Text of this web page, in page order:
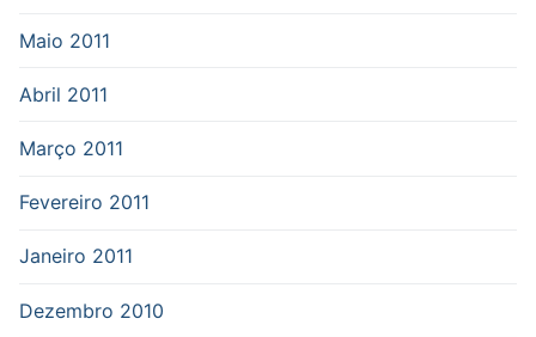
Maio 2011
Abril 2011
Março 2011
Fevereiro 2011
Janeiro 2011
Dezembro 2010